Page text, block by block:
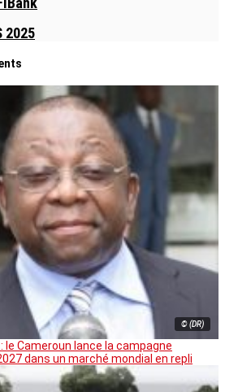
2025
© (DR)
le Cameroun lance la campagne
dans un marché mondial en repli